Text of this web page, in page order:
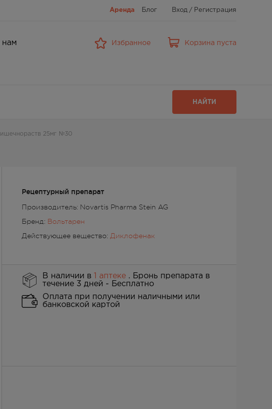
Аренда Блог Вход / Регистрация
нам Избранное Корзина пуста
НАЙТИ
25мг №30
Рецептурный препарат
Производитель: Novartis Pharma Stein AG
Бренд: Вольтарен
Действующее вещество: Диклофенак
В наличии в 1 аптеке . Бронь препарата в
течение 3 дней - Бесплатно
Оплата при получении наличными или
банковской картой